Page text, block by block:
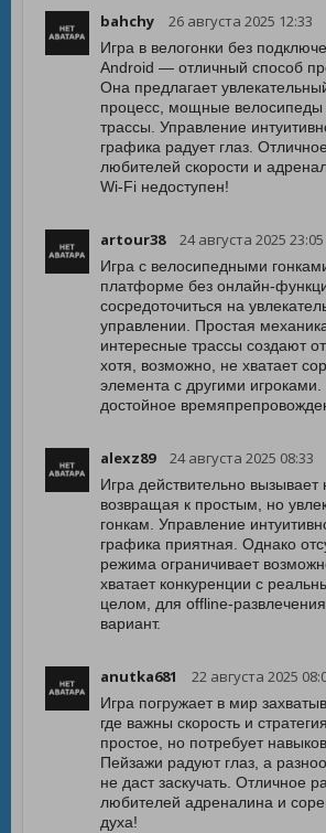
bahchy 26 августа 2025 12:33
Игра в велогонки без
Android — отличный способ
Она предлагает
процесс, мощные велосипеды
трассы. Управление
графика радует глаз.
любителей скорости и
Wi-Fi недоступен!
artour38 24 августа 2025 23:05
Игра с велосипедными
платформе без онлайн-
сосредоточиться на
управлении. Простая
интересные трассы создают
хотя, возможно, не хватает
элемента с другими игроками.
достойное
alexz89 24 августа 2025 08:33
Игра действительно вызывает
возвращая к простым, но
гонкам. Управление
графика приятная. Однако
режима ограничивает
хватает конкуренции с
целом, для offline-
вариант.
anutka681 22 августа 2025
Игра погружает в мир
где важны скорость и
простое, но потребует
Пейзажи радуют глаз, а
не даст заскучать. Отличное
любителей адреналина и
духа!